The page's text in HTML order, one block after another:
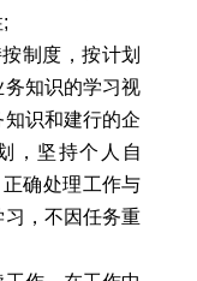
制度，按计划
知识的学习视
识和建行的企
，坚持个人自
确处理工作与
，不因任务重